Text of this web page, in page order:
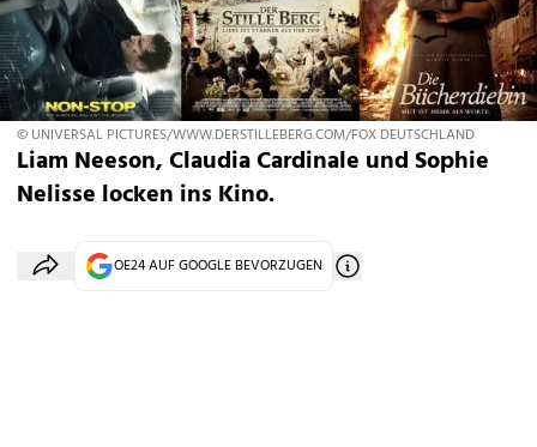
© UNIVERSAL PICTURES/WWW.DERSTILLEBERG.COM/FOX DEUTSCHLAND
Liam Neeson, Claudia Cardinale und Sophie
Nelisse locken ins Kino.
OE24 AUF GOOGLE BEVORZUGEN